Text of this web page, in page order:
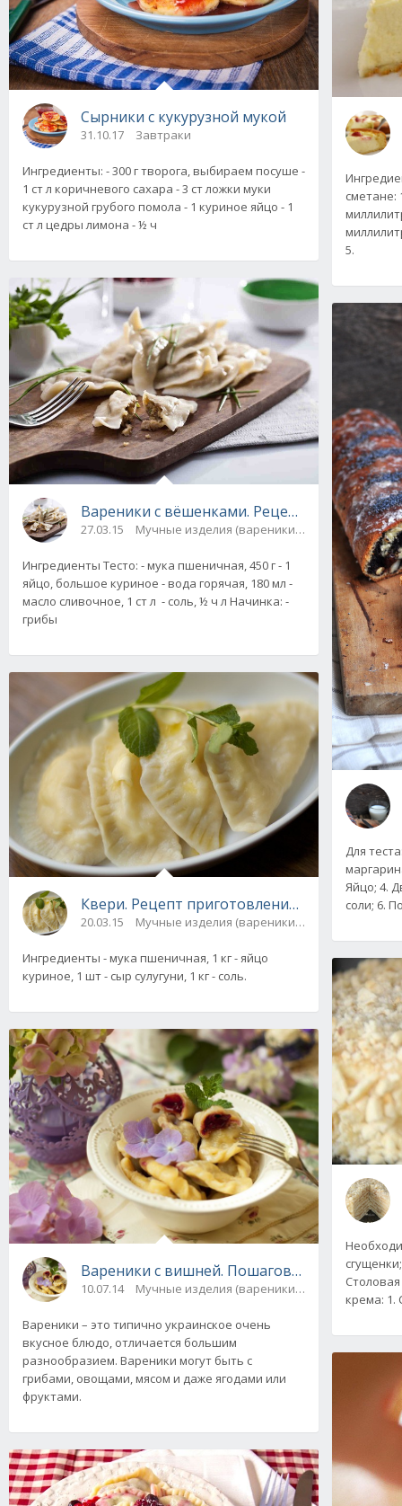
Сырники с кукурузной мукой
31.10.17 Завтраки
Ингредиенты: - 300 г творога, выбираем посуше -
1 ст л коричневого сахара - 3 ст ложки муки
кукурузной грубого помола - 1 куриное яйцо - 1
ст л цедры лимона - ½ ч
Вареники с вёшенками. Рецепт
27.03.15 Мучные изделия (вареники, пельмени)
Ингредиенты Тесто: - мука пшеничная, 450 г - 1
яйцо, большое куриное - вода горячая, 180 мл -
масло сливочное, 1 ст л - соль, ½ ч л Начинка: -
грибы
Квери. Рецепт приготовления с фото
20.03.15 Мучные изделия (вареники, пельмени)
Ингредиенты - мука пшеничная, 1 кг - яйцо
куриное, 1 шт - сыр сулугуни, 1 кг - соль.
Вареники с вишней. Пошаговый рецепт с
10.07.14 Мучные изделия (вареники, пельмени) /
Вареники – это типично украинское очень
вкусное блюдо, отличается большим
разнообразием. Вареники могут быть с
грибами, овощами, мясом и даже ягодами или
фруктами.
Ингредиенты: Для
сметане:
5.
Для
Яйцо; 4.
соли; 6.
крема: 1.